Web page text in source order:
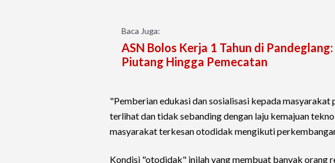
Baca Juga:
ASN Bolos Kerja 1 Tahun di
Piutang Hingga Pemecatan
"Pemberian edukasi dan sosialisasi kepada
terlihat dan tidak sebanding dengan laju kemajuan
masyarakat terkesan otodidak mengikuti
Kondisi "otodidak" inilah yang membuat banyak orang